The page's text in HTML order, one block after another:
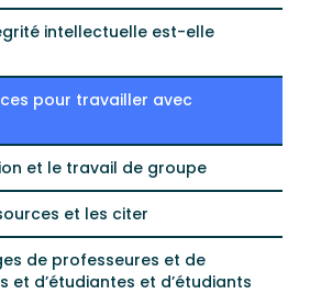
intellectuelle est-elle
pour travailler avec
et le travail de groupe
et les citer
de professeures et de
et d’étudiantes et d’étudiants